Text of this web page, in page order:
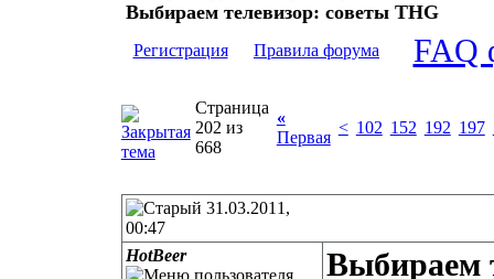
Выбираем телевизор: советы THG
Регистрация Правила форума FAQ
Страница
202 из
668
«
Первая
< 102 152 192 197
31.03.2011,
00:47
HotBeer
Выбираем